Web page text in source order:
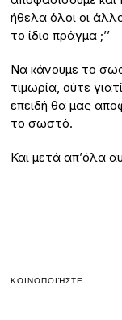
ήθελα όλοι οι
το ίδιο πράγμα ;’’
Να κάνουμε το
τιμωρία, ούτε
επειδή θα μας
το σωστό.
Και μετά απ’όλα
ΚΟΙΝΟΠΟΙΉΣΤΕ